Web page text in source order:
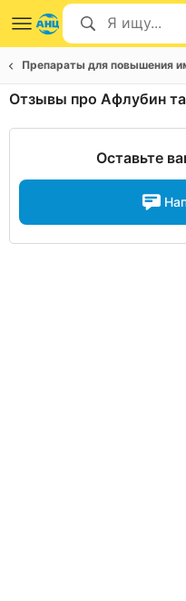
Препараты для повышения
Отзывы про Афлубин
Оставьте